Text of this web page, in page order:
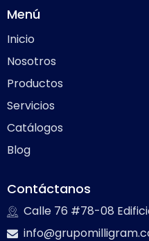
Menú
Inicio
Nosotros
Productos
Servicios
Catálogos
Blog
Contáctanos
Calle 76 #78-08